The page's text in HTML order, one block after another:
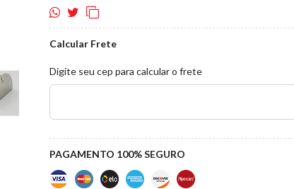
Calcular Frete
Digite seu cep para calcular o frete
PAGAMENTO 100% SEGURO